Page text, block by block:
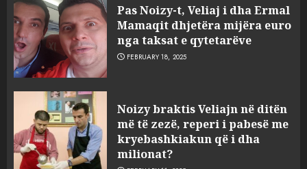
Pas Noizy-t, Veliaj i dha Ermal
Mamaqit dhjetëra mijëra euro
nga taksat e qytetarëve
FEBRUARY 18, 2025
Noizy braktis Veliajn në ditën
më të zezë, reperi i pabesë me
kryebashkiakun që i dha
milionat?
3
sulmuan “One Albania”,
ngjarja u fsheh. A u vodhën
serverat?
MARCH 25, 2025